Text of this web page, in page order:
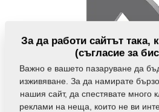
изтегляния
За да работи сайтът така,
(съгласие за
Важно е вашето пазаруване да
изживяване. За да намирате
нашия сайт, да спестявате много
реклами на неща, които не ви